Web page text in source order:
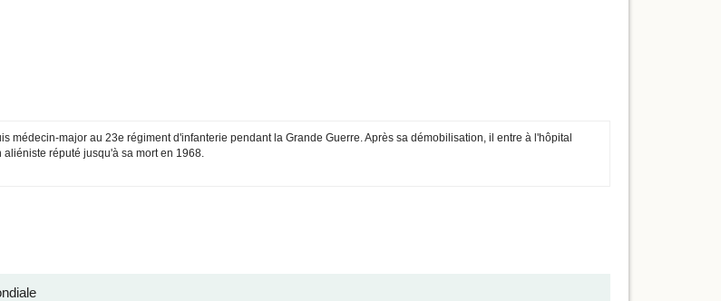
médecin-major au 23e régiment d'infanterie pendant la Grande Guerre. Après sa démobilisation, il entre à l'hôpital
réputé jusqu'à sa mort en 1968.